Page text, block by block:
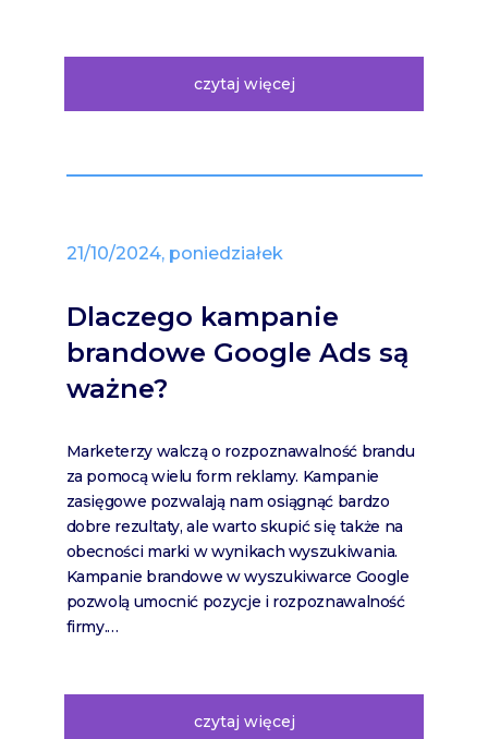
czytaj więcej
21/10/2024, poniedziałek
Dlaczego kampanie
brandowe Google Ads są
ważne?
Marketerzy walczą o rozpoznawalność brandu
za pomocą wielu form reklamy. Kampanie
zasięgowe pozwalają nam osiągnąć bardzo
dobre rezultaty, ale warto skupić się także na
obecności marki w wynikach wyszukiwania.
Kampanie brandowe w wyszukiwarce Google
pozwolą umocnić pozycje i rozpoznawalność
firmy.…
czytaj więcej